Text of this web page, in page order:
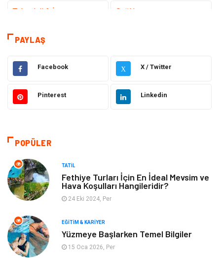
Teknoloji & İnternet Sağlık
Eğitim & Kariyer
Hukuk Moda
Gündem Elektronik
Dekorasyon
Tatil
Alışveriş Gençlik & Eğlence
Metal Evlilik Rehberi
PAYLAŞ
Facebook X X / Twitter
Pinterest Linkedin
POPÜLER
TATIL
Fethiye Turları İçin En İdeal Mevsim ve
Hava Koşulları Hangileridir?
24 Eki 2024, Per
EĞITIM & KARIYER
Yüzmeye Başlarken Temel Bilgiler
15 Oca 2026, Per